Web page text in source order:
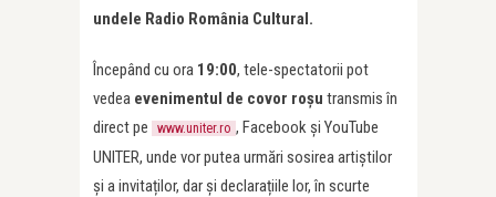
undele Radio România Cultural.
Începând cu ora 19:00, tele-spectatorii pot
vedea evenimentul de covor roșu transmis în
direct pe
www.uniter.ro , Facebook și YouTube
UNITER, unde vor putea urmări sosirea artiștilor
și a invitaților, dar și declarațiile lor, în scurte